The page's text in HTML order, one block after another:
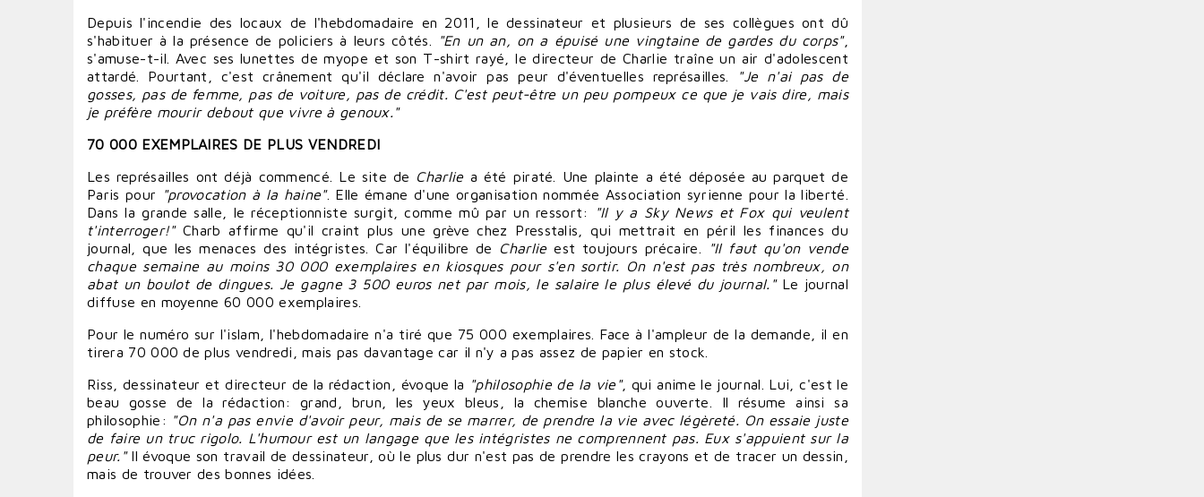
Depuis l'incendie des locaux de l'hebdomadaire en 2011, le dessinateur et plusieurs de ses collègues ont dû
s'habituer à la présence de policiers à leurs côtés. "En un an, on a épuisé une vingtaine de gardes du corps",
s'amuse-t-il. Avec ses lunettes de myope et son T-shirt rayé, le directeur de Charlie traîne un air d'adolescent
attardé. Pourtant, c'est crânement qu'il déclare n'avoir pas peur d'éventuelles représailles.
"Je n'ai pas de
gosses, pas de femme, pas de voiture, pas de crédit. C'est peut-être un peu pompeux ce que je vais dire, mais
je préfère mourirdebout que vivreà genoux."
70 000 EXEMPLAIRES DE PLUS VENDREDI
Les représailles ont déjà commencé. Le site de Charlie a été piraté. Une plainte a été déposée au parquet de
Paris pour
"provocation à la haine". Elle émane d'une organisation nommée Association syrienne pour la liberté.
Dans la grande salle, le réceptionniste surgit, comme mû par un ressort:
"Il y a Sky Newset Fox qui veulent
t'interroger!"Charb affirme qu'il craint plus une grève chez Presstalis, qui mettrait en péril les finances du
journal, que les menaces des intégristes. Car l'équilibre de Charlie est toujours précaire
"Il faut qu'on vende
chaque semaine au moins 30 000 exemplaires en kiosques pour s'en sortir. On n'est pas très nombreux, on
abat un boulot de dingues. Je gagne 3 500 euros net par mois, le salaire le plus élevé du journal."Le journal
diffuse en moyenne 60 000 exemplaires.
Pour le numéro sur l'islam, l'hebdomadaire n'a tiré que 75 000 exemplaires. Face à l'ampleur de la demande, il en
tirera 70 000 de plus vendredi, mais pas davantage car il n'y a pas assez de papier en stock.
Riss, dessinateur et directeur de la rédaction, évoque la "philosophie de la vie", qui anime le journal. Lui, c'est le
beau gosse de la rédaction: grand, brun, les yeux bleus, la chemise blanche ouverte. Il résume ainsi sa
philosophie: "On n'a pas envie d'avoirpeur, mais de se marrer, de prendre la vie avec légèreté. On essaie juste
de faire un truc rigolo. L'humour est un langage que les intégristes ne comprennent pas. Eux s'appuient sur la
peur."Il évoque son travail de dessinateur, où le plus dur n'est pas deprendre les crayons et de tracer un dessin,
mais de trouver des bonnes idées